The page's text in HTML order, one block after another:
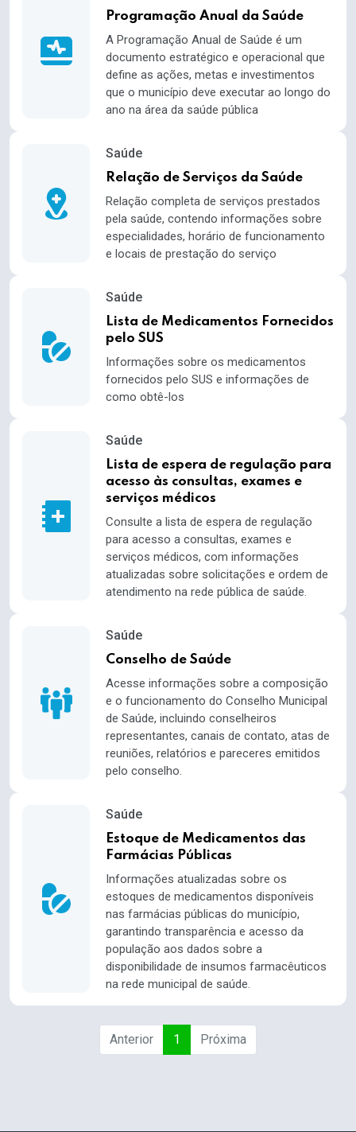
Programação Anual da Saúde
A Programação Anual de Saúde é um
documento estratégico e operacional que
define as ações, metas e investimentos
que o município deve executar ao longo do
ano na área da saúde pública
Saúde
Relação de Serviços da Saúde
Relação completa de serviços prestados
pela saúde, contendo informações sobre
especialidades, horário de funcionamento
e locais de prestação do serviço
Saúde
Lista de Medicamentos Fornecidos
pelo SUS
Informações sobre os medicamentos
fornecidos pelo SUS e informações de
como obtê-los
Saúde
Lista de espera de regulação para
acesso às consultas, exames e
serviços médicos
Consulte a lista de espera de regulação
para acesso a consultas, exames e
serviços médicos, com informações
atualizadas sobre solicitações e ordem de
atendimento na rede pública de saúde.
Saúde
Conselho de Saúde
Acesse informações sobre a composição
e o funcionamento do Conselho Municipal
de Saúde, incluindo conselheiros
representantes, canais de contato, atas de
reuniões, relatórios e pareceres emitidos
pelo conselho.
Saúde
Estoque de Medicamentos das
Farmácias Públicas
Informações atualizadas sobre os
estoques de medicamentos disponíveis
nas farmácias públicas do município,
garantindo transparência e acesso da
população aos dados sobre a
disponibilidade de insumos farmacêuticos
na rede municipal de saúde.
Anterior 1 Próxima